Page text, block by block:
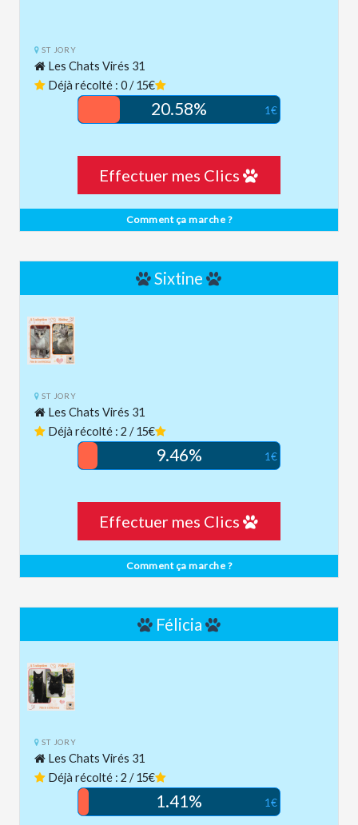
ST JORY
Les Chats Virés 31
Déjà récolté : 0 / 15€
20.58% 1€
Effectuer mes Clics
Comment ça marche ?
Sixtine
ST JORY
Les Chats Virés 31
Déjà récolté : 2 / 15€
9.46% 1€
Effectuer mes Clics
Comment ça marche ?
Félicia
ST JORY
Les Chats Virés 31
Déjà récolté : 2 / 15€
1.41% 1€